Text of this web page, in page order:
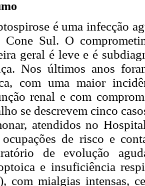
é uma infecção
Cone Sul. O
geral é leve e é
Nos últimos anos
com uma maior
renal e com
se descrevem cinco
atendidos no
de risco e
de evolução
e insuficiência
com mialgias intensas,